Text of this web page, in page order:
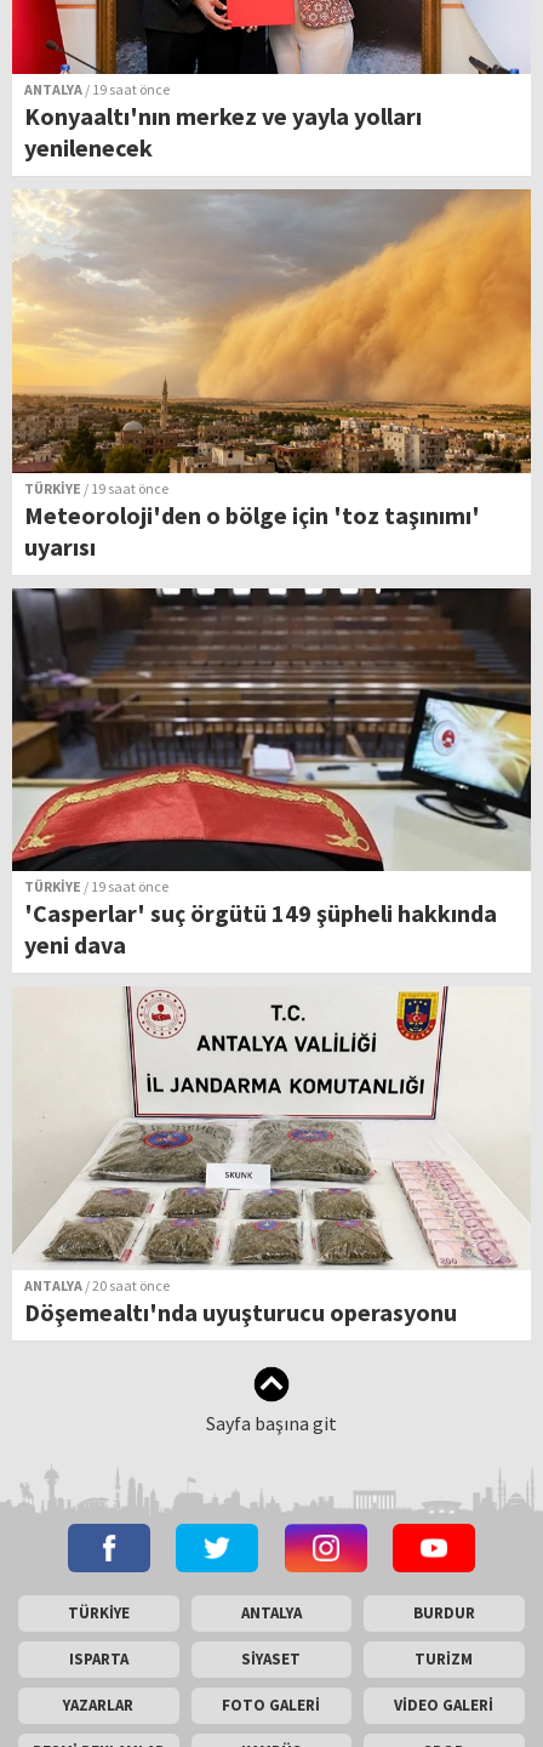
ANTALYA / 19 saat önce
Konyaaltı'nın merkez ve yayla yolları
yenilenecek
TÜRKİYE / 19 saat önce
Meteoroloji'den o bölge için 'toz taşınımı'
uyarısı
TÜRKİYE / 19 saat önce
'Casperlar' suç örgütü 149 şüpheli hakkında
yeni dava
ANTALYA / 20 saat önce
Döşemealtı'nda uyuşturucu operasyonu
Sayfa başına git
TÜRKİYE ANTALYA BURDUR
ISPARTA SİYASET TURİZM
YAZARLAR FOTO GALERİ VİDEO GALERİ